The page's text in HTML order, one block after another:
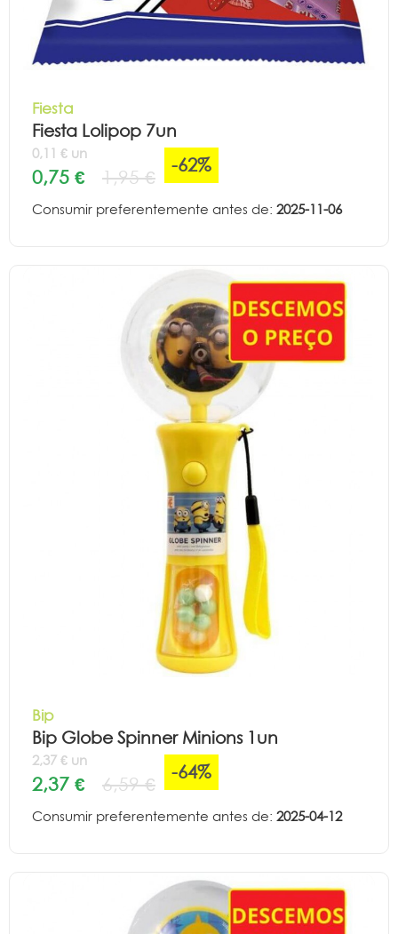
Fiesta
Fiesta Lolipop 7un
0,11 € un
0,75 € 1,95 €
-62%
Consumir preferentemente antes de: 2025-11-06
Bip
Bip Globe Spinner Minions 1un
2,37 € un
2,37 € 6,59 €
-64%
Consumir preferentemente antes de: 2025-04-12